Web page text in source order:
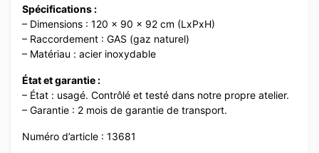
Spécifications :
– Dimensions : 120 x 90 x 92 cm (LxPxH)
– Raccordement : GAS (gaz naturel)
– Matériau : acier inoxydable
État et garantie :
– État : usagé. Contrôlé et testé dans notre propre atelier.
– Garantie : 2 mois de garantie de transport.
Numéro d’article : 13681